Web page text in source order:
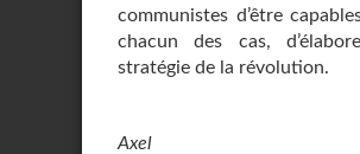
communistes d’être
chacun des cas,
stratégie de la révolution.
Axel